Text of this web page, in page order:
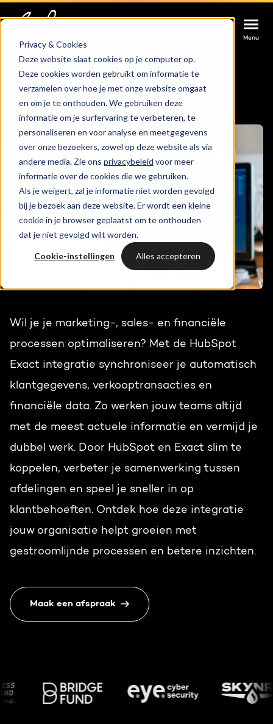
Privacy & Cookies
Deze website slaat cookies op je computer op.
Deze cookies worden gebruikt om informatie te
verzamelen over hoe je met onze website omgaat
en om je te onthouden. We gebruiken deze
informatie om je surfervaring te verbeteren, te
personaliseren en voor analyse en meetgegevens
over onze bezoekers, zowel op deze website als via
andere media. Zie ons privacybeleid voor meer
informatie over de cookies die we gebruiken.
Als je weigert, zal je informatie niet worden gevolgd
bij je bezoek aan deze website. Er wordt een kleine
cookie in je browser geplaatst om te onthouden
dat je niet gevolgd wilt worden.
Cookie-instellingen Alles accepteren
Menu
Menu
Services
HUBSPOT SERVICES
HubSpot implementatie
HubSpot automations
HubSpot integraties
HubSpot trainingen
GROWTH SERVICES
Groeistrategie
Digital marketing
Content & design
HubSpot websites
Modules & templates
Growth-driven design
Cases
Branches
Bright
WELKOM BIJ BRIGHT
Contact
Awards
Inspiratie
LAAT JE INSPIREREN
HubSpot video's
HubSpot
PORTAL REVIEW
Haal alles uit je HubSpot licentie
Menu
Could not loads results. Please refresh the
HubSpot Exact
integratie
Wil je je marketing-, sales- en financiële
processen optimaliseren? Met de HubSpot
Exact integratie synchroniseer je automatisch
klantgegevens, verkooptransacties en
financiële data. Zo werken jouw teams altijd
met de meest actuele informatie en vermijd je
dubbel werk. Door HubSpot en Exact slim te
koppelen, verbeter je samenwerking tussen
afdelingen en speel je sneller in op
klantbehoeften. Ontdek hoe deze integratie
jouw organisatie helpt groeien met
gestroomlijnde processen en betere inzichten.
Maak een afspraak